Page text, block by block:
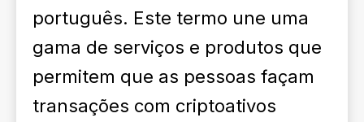
português. Este termo une uma
gama de serviços e produtos que
permitem que as pessoas façam
transações com criptoativos